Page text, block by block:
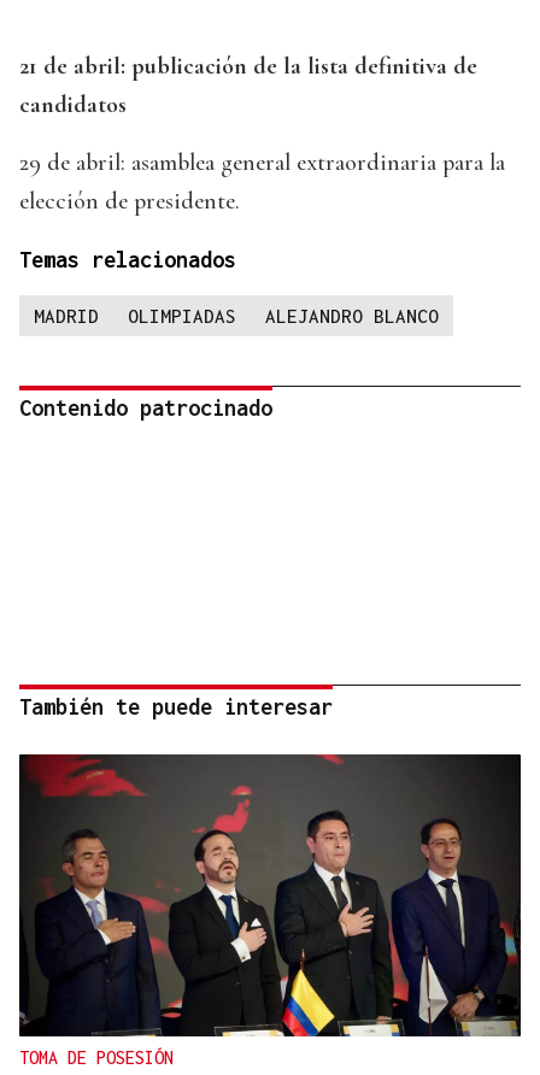
21 de abril: publicación de la lista definitiva de
candidatos
29 de abril: asamblea general extraordinaria para la
elección de presidente.
Temas relacionados
MADRID OLIMPIADAS ALEJANDRO BLANCO
Contenido patrocinado
También te puede interesar
TOMA DE POSESIÓN